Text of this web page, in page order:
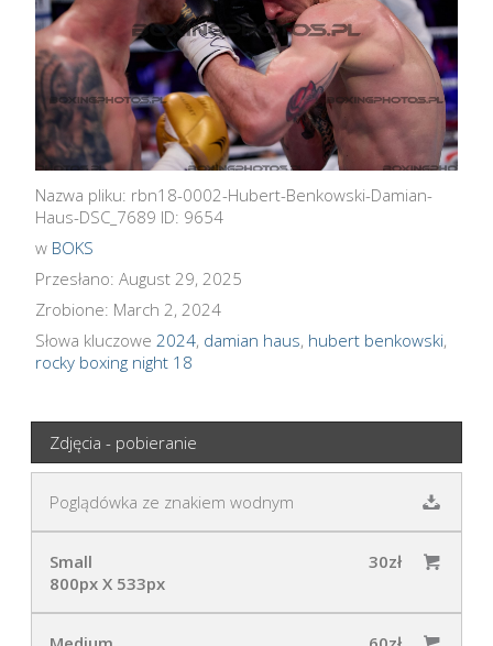
Nazwa pliku: rbn18-0002-Hubert-Benkowski-Damian-
Haus-DSC_7689 ID: 9654
w BOKS
Przesłano: August 29, 2025
Zrobione: March 2, 2024
Słowa kluczowe 2024, damian haus, hubert benkowski,
rocky boxing night 18
Zdjęcia - pobieranie
Poglądówka ze znakiem wodnym
Small
800px X 533px
30zł